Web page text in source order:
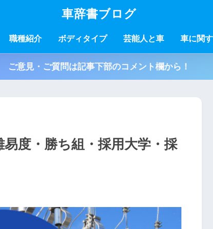
車辞書ブログ
職種紹介 ボディタイプ 芸能人と車 車に関
ご意見・ご質問は記事下部のコメント欄から！
易度・勝ち組・採用大学・採